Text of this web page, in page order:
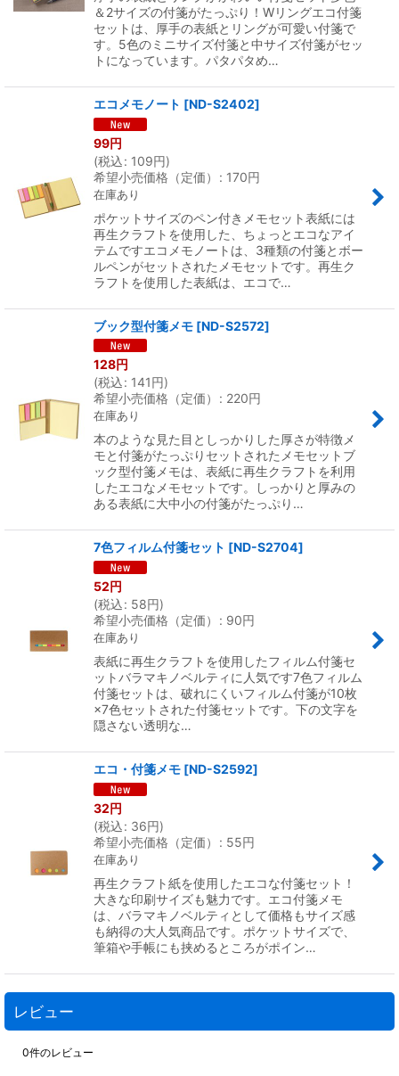
＆2サイズの付箋がたっぷり！Wリングエコ付箋
セットは、厚手の表紙とリングが可愛い付箋で
す。5色のミニサイズ付箋と中サイズ付箋がセッ
トになっています。パタパタめ…
エコメモノート [ND-S2402]
99円
(税込: 109円)
希望小売価格（定価）
: 170円
在庫あり
ポケットサイズのペン付きメモセット表紙には
再生クラフトを使用した、ちょっとエコなアイ
テムですエコメモノートは、3種類の付箋とボー
ルペンがセットされたメモセットです。再生ク
ラフトを使用した表紙は、エコで…
ブック型付箋メモ [ND-S2572]
128円
(税込: 141円)
希望小売価格（定価）
: 220円
在庫あり
本のような見た目としっかりした厚さが特徴メ
モと付箋がたっぷりセットされたメモセットブ
ック型付箋メモは、表紙に再生クラフトを利用
したエコなメモセットです。しっかりと厚みの
ある表紙に大中小の付箋がたっぷり…
7色フィルム付箋セット [ND-S2704]
52円
(税込: 58円)
希望小売価格（定価）
: 90円
在庫あり
表紙に再生クラフトを使用したフィルム付箋セ
ットバラマキノベルティに人気です7色フィルム
付箋セットは、破れにくいフィルム付箋が10枚
×7色セットされた付箋セットです。下の文字を
隠さない透明な…
エコ・付箋メモ [ND-S2592]
32円
(税込: 36円)
希望小売価格（定価）
: 55円
在庫あり
再生クラフト紙を使用したエコな付箋セット！
大きな印刷サイズも魅力です。エコ付箋メモ
は、バラマキノベルティとして価格もサイズ感
も納得の大人気商品です。ポケットサイズで、
筆箱や手帳にも挟めるところがポイン…
レビュー
0件のレビュー